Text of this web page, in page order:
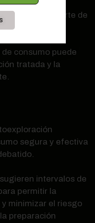
por un
debe formar parte de
consumo puede
tratada y la
segura y efectiva
intervalos de
permitir la
minimizar el riesgo
preparación